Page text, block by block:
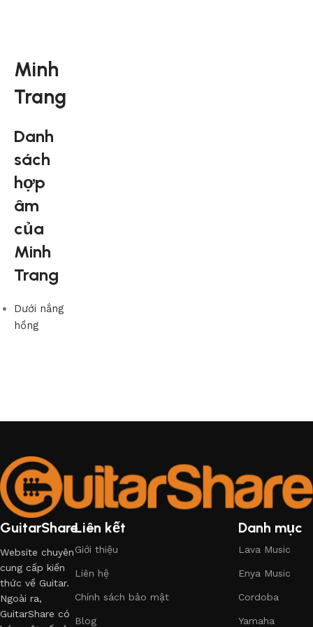
Minh
Trang
Danh
sách
hợp
âm
của
Minh
Trang
Dưới nắng
hồng
GuitarShare
Website chuyên
cung cấp kiến
thức về Guitar.
Ngoài ra,
GuitarShare có
Liên kết
Giới thiệu
Liên hệ
Chính sách bảo mật
Blog
Danh mục
Lava Music
Enya Music
Cordoba
Yamaha